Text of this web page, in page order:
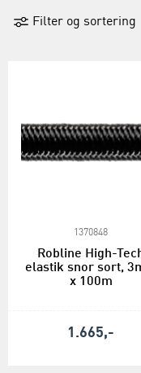
Filter og sortering
1370848
Robline High-
elastik snor sort,
x 100m
1.665,-